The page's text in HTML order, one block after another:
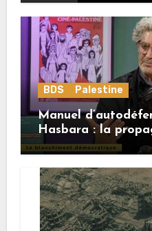
BDS Palestine
Manuel
Hasbara : la